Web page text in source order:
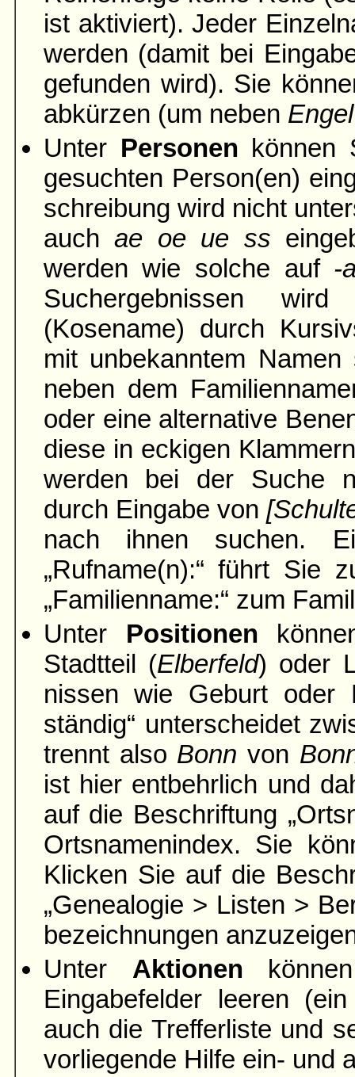
ist aktiviert). Jeder
werden (damit bei
gefunden wird). Sie
abkürzen (um neben Engel
Unter Personen können
gesuchten Person(en)
schreibung wird nicht
auchae oe ue ss
werden wie solche auf -
Suchergebnissen
(Kosename) durch
mit unbe­kann­tem
neben dem
oder eine alter­native
diese in eckigen
werden bei der Suche
durch Eingabe von
nach ihnen suchen.
„Rufname(n):“ führt Sie
„Familien­name:“ zum
Unter Positionen
Stadtteil (Elber­feld) oder
nissen wie Geburt oder
ständig“ unter­scheidet
trennt also Bonn von
ist hier entbehrlich und
auf die Be­schriftung
Orts­namen­index. Sie
Klicken Sie auf die
„Genea­logie > Listen >
bezeich­nungen
Unter Aktionen
Eingabefelder leeren
auch die Trefferliste und
vorliegende Hilfe ein- und